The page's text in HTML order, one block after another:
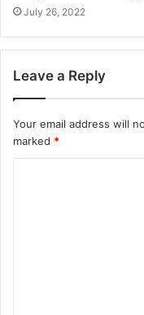
July 26, 2022
Leave a Reply
Your email address will
marked *